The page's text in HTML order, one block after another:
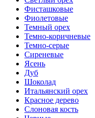
Фисташковые
Фиолетовые
Темный орех
Темно-коричневые
Темно-серые
Сиреневые
Ясень
Дуб
Шоколад
Итальянский орех
Красное дерево
Слоновая кость